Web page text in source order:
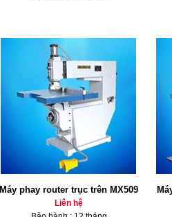
Máy phay router trục trên MX509
Liên hệ